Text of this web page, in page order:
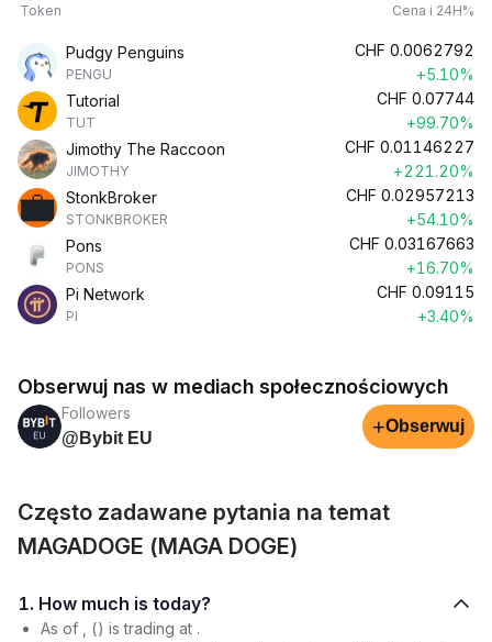
Token Cena i 24H%
Pudgy Penguins
PENGU
CHF 0.0062792
+5.10%
Tutorial
TUT
CHF 0.07744
+99.70%
Jimothy The Raccoon
JIMOTHY
CHF 0.01146227
+221.20%
StonkBroker
STONKBROKER
CHF 0.02957213
+54.10%
Pons
PONS
CHF 0.03167663
+16.70%
Pi Network
PI
CHF 0.09115
+3.40%
Obserwuj nas w mediach społecznościowych
Followers
@Bybit EU
+Obserwuj
Często zadawane pytania na temat
MAGADOGE (MAGA DOGE)
1. How much is today?
As of , () is trading at .